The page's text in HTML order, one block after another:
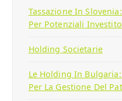
Tassazione In
Per Potenziali
Holding Societarie
Le Holding In
Per La Gestione Del